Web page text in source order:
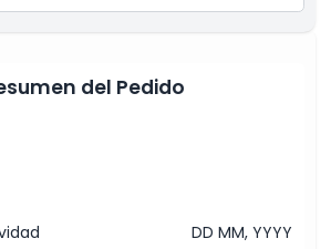
del Pedido
DD MM, YYYY